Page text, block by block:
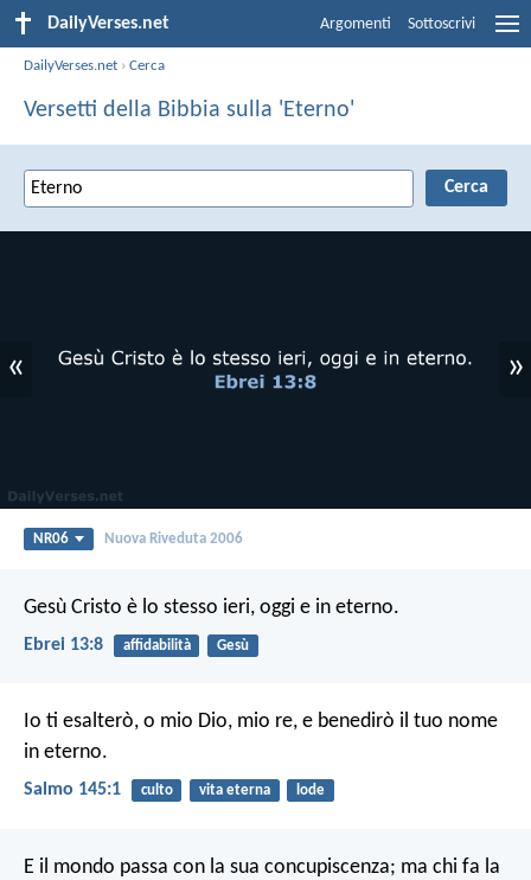
DailyVerses.net Argomenti Sottoscrivi
DailyVerses.net ›Cerca
Versetti della Bibbia sulla 'Eterno'
« »
NR06 Nuova Riveduta 2006
Gesù Cristo è lo stesso ieri, oggi e in eterno.
Ebrei 13:8 affidabilità Gesù
Io ti esalterò, o mio Dio, mio re, e benedirò il tuo nome
in eterno.
Salmo 145:1 culto vita eterna lode
E il mondo passa con la sua concupiscenza; ma chi fa la